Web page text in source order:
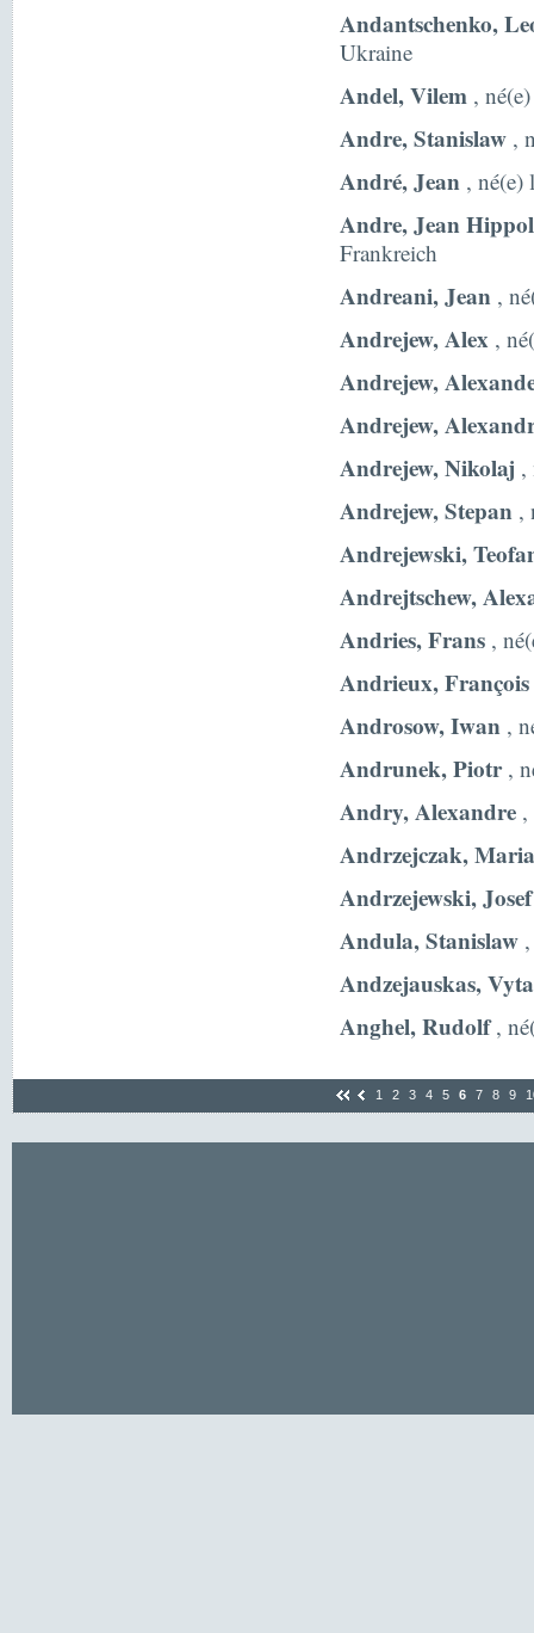
Andantschenko,
Ukraine
Andel, Vilem ,
Andre, Stanislaw ,
André, Jean , né(e)
Andre, Jean
Frankreich
Andreani, Jean ,
Andrejew, Alex ,
Andrejew,
Andrejew,
Andrejew, Nikolaj ,
Andrejew, Stepan ,
Andrejewski,
Andrejtschew,
Andries, Frans ,
Andrieux, François
Androsow, Iwan ,
Andrunek, Piotr,
Andry, Alexandre ,
Andrzejczak,
Andrzejewski, Josef
Andula, Stanislaw
Andzejauskas,
Anghel, Rudolf,
1 2 3 4 5 6 7 8 9